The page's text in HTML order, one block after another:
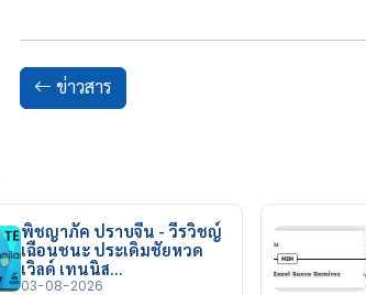
ข่าวสาร
พิชญาภัค ปราบจีน - วีรวิชญ์
เฉือนชนะ ประเดิมชัยหวด
เวิลด์ เทนนิส…
03-08-2026